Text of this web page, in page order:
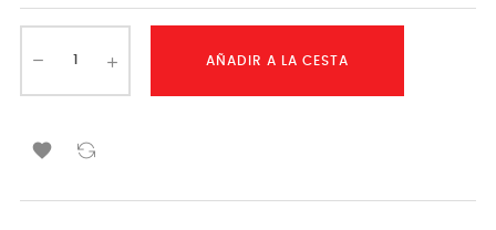
AÑADIR A LA CESTA
